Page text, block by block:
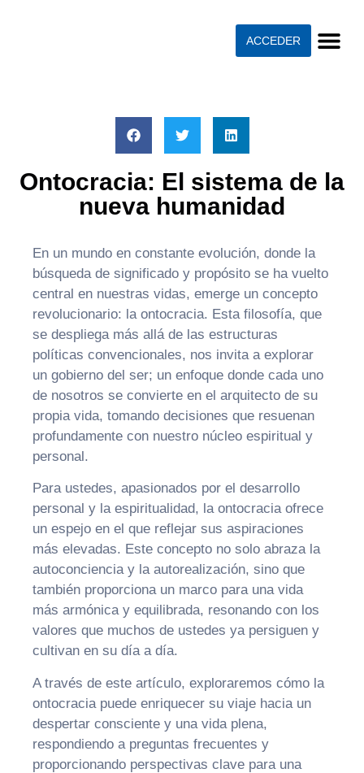
ACCEDER
Ontocracia: El sistema de la
nueva humanidad
En un mundo en constante evolución, donde la
búsqueda de significado y propósito se ha vuelto
central en nuestras vidas, emerge un concepto
revolucionario: la ontocracia. Esta filosofía, que
se despliega más allá de las estructuras
políticas convencionales, nos invita a explorar
un gobierno del ser; un enfoque donde cada uno
de nosotros se convierte en el arquitecto de su
propia vida, tomando decisiones que resuenan
profundamente con nuestro núcleo espiritual y
personal.
Para ustedes, apasionados por el desarrollo
personal y la espiritualidad, la ontocracia ofrece
un espejo en el que reflejar sus aspiraciones
más elevadas. Este concepto no solo abraza la
autoconciencia y la autorealización, sino que
también proporciona un marco para una vida
más armónica y equilibrada, resonando con los
valores que muchos de ustedes ya persiguen y
cultivan en su día a día.
A través de este artículo, exploraremos cómo la
ontocracia puede enriquecer su viaje hacia un
despertar consciente y una vida plena,
respondiendo a preguntas frecuentes y
proporcionando perspectivas clave para una